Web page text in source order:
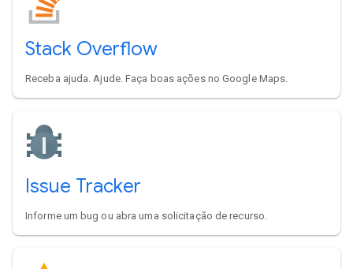
Stack Overflow
Receba ajuda. Ajude. Faça boas ações no Google Maps.
Issue Tracker
Informe um bug ou abra uma solicitação de recurso.